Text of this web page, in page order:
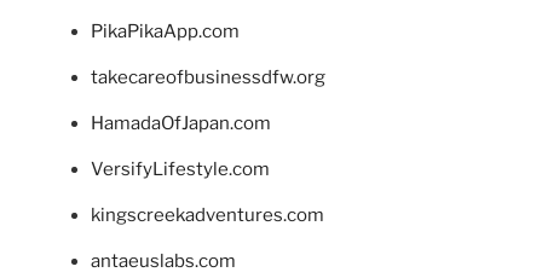
PikaPikaApp.com
takecareofbusinessdfw.org
HamadaOfJapan.com
VersifyLifestyle.com
kingscreekadventures.com
antaeuslabs.com